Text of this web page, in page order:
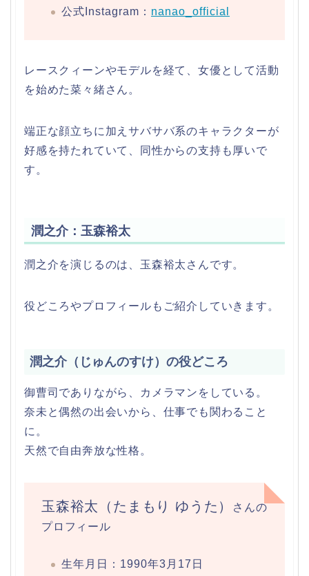
公式Instagram： nanao_official
レースクィーンやモデルを経て、女優として活動
を始めた菜々緒さん。
端正な顔立ちに加えサバサバ系のキャラクターが
好感を持たれていて、同性からの支持も厚いで
す。
潤之介：玉森裕太
潤之介を演じるのは、玉森裕太さんです。
役どころやプロフィールもご紹介していきます。
潤之介（じゅんのすけ）の役どころ
御曹司でありながら、カメラマンをしている。
奈未と偶然の出会いから、仕事でも関わること
に。
天然で自由奔放な性格。
玉森裕太（たまもり ゆうた）
さんの
プロフィール
生年月日：1990年3月17日